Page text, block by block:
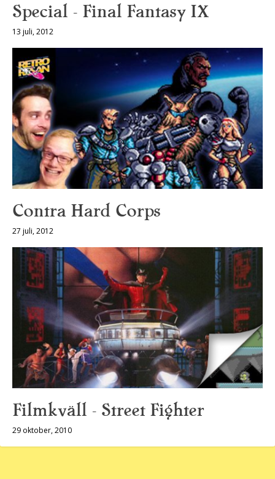
Special – Final Fantasy IX
13 juli, 2012
Contra Hard Corps
27 juli, 2012
Filmkväll – Street Fighter
29 oktober, 2010